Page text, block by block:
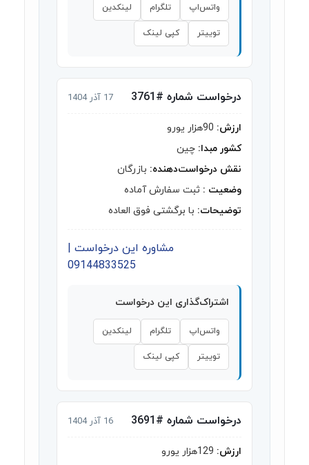
واتس‌اپ تلگرام لینکدین
توییتر کپی لینک
درخواست شماره #3761 17 آذر 1404
ارزش:
کشور مبدا: چین
نقش درخواست‌دهنده: بازرگان
وضعیت : ثبت سفارش آماده
توضیحات: با برگشتی فوق العاده
مشاوره این درخواست |
09144833525
اشتراک‌گذاری این درخواست
واتس‌اپ تلگرام لینکدین
توییتر کپی لینک
درخواست شماره #3691 16 آذر 1404
ارزش: